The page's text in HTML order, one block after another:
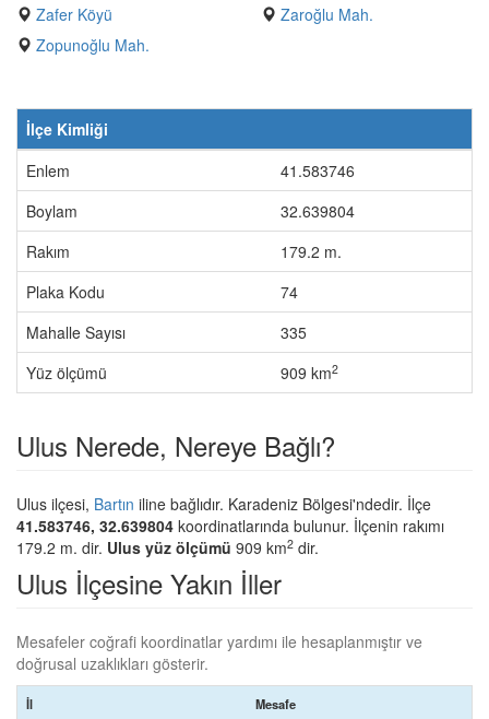
Zafer Köyü
Zaroğlu Mah.
Zopunoğlu Mah.
İlçe Kimliği
Enlem
41.583746
Boylam
32.639804
Rakım
179.2 m.
Plaka Kodu
74
Mahalle Sayısı
335
Yüz ölçümü
909 km2
Ulus Nerede, Nereye Bağlı?
Ulus ilçesi, Bartın iline bağlıdır. Karadeniz Bölgesi'ndedir. İlçe
41.583746, 32.639804 koordinatlarında bulunur. İlçenin rakımı
179.2 m. dir. Ulus yüz ölçümü 909 km2 dir.
Ulus İlçesine Yakın İller
Mesafeler coğrafi koordinatlar yardımı ile hesaplanmıştır ve
doğrusal uzaklıkları gösterir.
İl Mesafe